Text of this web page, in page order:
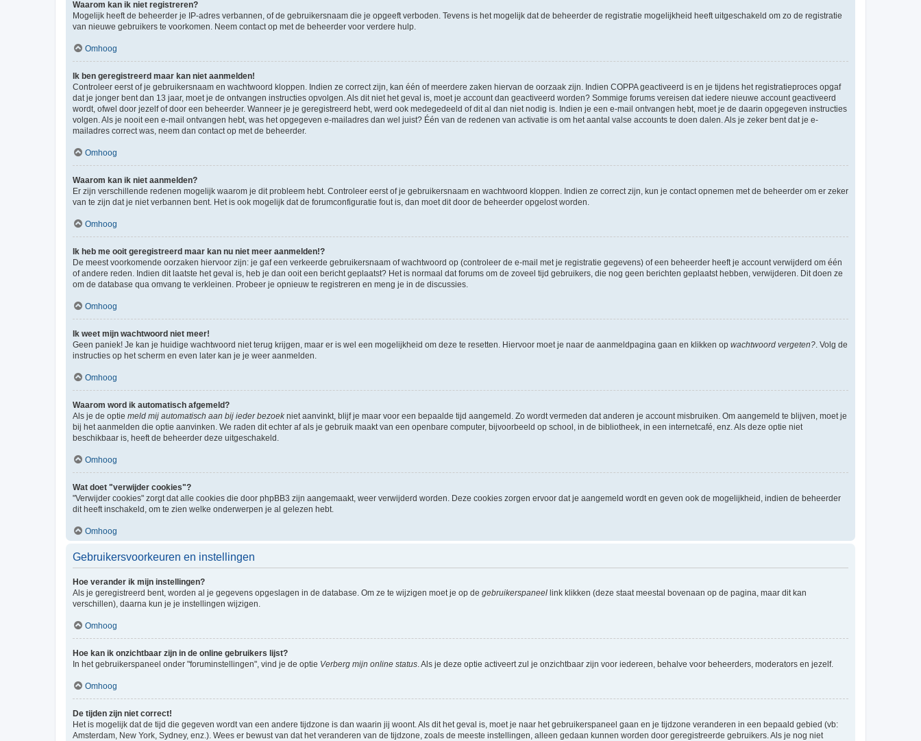
Waarom kan ik niet registreren?
Mogelijk heeft de beheerder je IP-adres verbannen, of de gebruikersnaam die je opgeeft verboden. Tevens is het mogelijk dat de beheerder de registratie mogelijkheid heeft uitgeschakeld om zo de registratie
van nieuwe gebruikers te voorkomen. Neem contact op met de beheerder voor verdere hulp.
Omhoog
Ik ben geregistreerd maar kan niet aanmelden!
Controleer eerst of je gebruikersnaam en wachtwoord kloppen. Indien ze correct zijn, kan één of meerdere zaken hiervan de oorzaak zijn. Indien COPPA geactiveerd is en je tijdens het registratieproces opgaf
dat je jonger bent dan 13 jaar, moet je de ontvangen instructies opvolgen. Als dit niet het geval is, moet je account dan geactiveerd worden? Sommige forums vereisen dat iedere nieuwe account geactiveerd
wordt, ofwel door jezelf of door een beheerder. Wanneer je je geregistreerd hebt, werd ook medegedeeld of dit al dan niet nodig is. Indien je een e-mail ontvangen hebt, moet je de daarin opgegeven instructies
volgen. Als je nooit een e-mail ontvangen hebt, was het opgegeven e-mailadres dan wel juist? Één van de redenen van activatie is om het aantal valse accounts te doen dalen. Als je zeker bent dat je e-
mailadres correct was, neem dan contact op met de beheerder.
Omhoog
Waarom kan ik niet aanmelden?
Er zijn verschillende redenen mogelijk waarom je dit probleem hebt. Controleer eerst of je gebruikersnaam en wachtwoord kloppen. Indien ze correct zijn, kun je contact opnemen met de beheerder om er zeker
van te zijn dat je niet verbannen bent. Het is ook mogelijk dat de forumconfiguratie fout is, dan moet dit door de beheerder opgelost worden.
Omhoog
Ik heb me ooit geregistreerd maar kan nu niet meer aanmelden!?
De meest voorkomende oorzaken hiervoor zijn: je gaf een verkeerde gebruikersnaam of wachtwoord op (controleer de e-mail met je registratie gegevens) of een beheerder heeft je account verwijderd om één
of andere reden. Indien dit laatste het geval is, heb je dan ooit een bericht geplaatst? Het is normaal dat forums om de zoveel tijd gebruikers, die nog geen berichten geplaatst hebben, verwijderen. Dit doen ze
om de database qua omvang te verkleinen. Probeer je opnieuw te registreren en meng je in de discussies.
Omhoog
Ik weet mijn wachtwoord niet meer!
Geen paniek! Je kan je huidige wachtwoord niet terug krijgen, maar er is wel een mogelijkheid om deze te resetten. Hiervoor moet je naar de aanmeldpagina gaan en klikken op wachtwoord vergeten?. Volg de
instructies op het scherm en even later kan je je weer aanmelden.
Omhoog
Waarom word ik automatisch afgemeld?
Als je de optie meld mij automatisch aan bij ieder bezoekniet aanvinkt, blijf je maar voor een bepaalde tijd aangemeld. Zo wordt vermeden dat anderen je account misbruiken. Om aangemeld te blijven, moet je
bij het aanmelden die optie aanvinken. We raden dit echter af als je gebruik maakt van een openbare computer, bijvoorbeeld op school, in de bibliotheek, in een internetcafé, enz. Als deze optie niet
beschikbaar is, heeft de beheerder deze uitgeschakeld.
Omhoog
Wat doet "verwijder cookies"?
"Verwijder cookies" zorgt dat alle cookies die door phpBB3 zijn aangemaakt, weer verwijderd worden. Deze cookies zorgen ervoor dat je aangemeld wordt en geven ook de mogelijkheid, indien de beheerder
dit heeft inschakeld, om te zien welke onderwerpen je al gelezen hebt.
Omhoog
Gebruikersvoorkeuren en instellingen
Hoe verander ik mijn instellingen?
Als je geregistreerd bent, worden al je gegevens opgeslagen in de database. Om ze te wijzigen moet je op de gebruikerspaneel link klikken (deze staat meestal bovenaan op de pagina, maar dit kan
verschillen), daarna kun je je instellingen wijzigen.
Omhoog
Hoe kan ik onzichtbaar zijn in de online gebruikers lijst?
In het gebruikerspaneel onder "foruminstellingen", vind je de optie Verberg mijn online status. Als je deze optie activeert zul je onzichtbaar zijn voor iedereen, behalve voor beheerders, moderators en jezelf.
Omhoog
De tijden zijn niet correct!
Het is mogelijk dat de tijd die gegeven wordt van een andere tijdzone is dan waarin jij woont. Als dit het geval is, moet je naar het gebruikerspaneel gaan en je tijdzone veranderen in een bepaald gebied (vb:
Amsterdam, New York, Sydney, enz.). Wees er bewust van dat het veranderen van de tijdzone, zoals de meeste instellingen, alleen gedaan kunnen worden door geregistreerde gebruikers. Als je nog niet